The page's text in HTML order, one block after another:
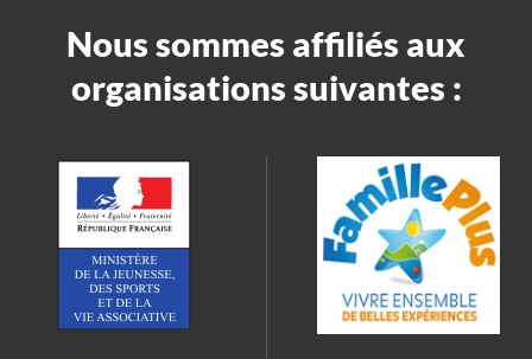
Nous sommes affiliés aux
organisations suivantes :